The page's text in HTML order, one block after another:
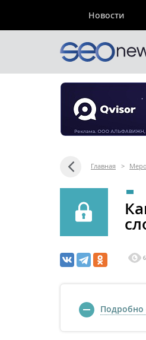
Новости
Главная >
Подробно